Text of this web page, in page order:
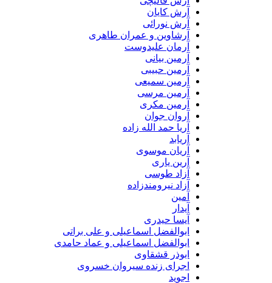
آرش کایان
آرش نورائی
آرشاوین و عمران طاهری
آرمان علیدوست
آرمین بیانی
آرمین حبیبی
آرمین سمیعی
آرمین مرسی
آرمین مکری
آروان جوان
آریا حمد الله زاده
آریان موسوی
آرین یاری
آزاد طوسی
آزاد نیرومندزاده
آیسا حیدری
ابوالفضل اسماعیلی و علی براتی
ابوالفضل اسماعیلی و عماد حامدی
ابوذر قشقاوی
اجرای زنده سیروان خسروی